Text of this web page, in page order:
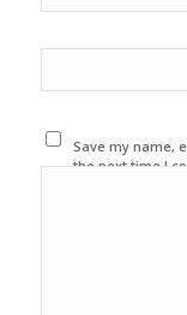
Save my name,
the next time I